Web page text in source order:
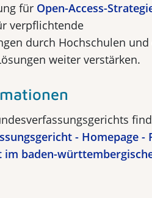
für Open-Access-
verpflichtende
durch Hochschulen
weiter verstärken.
- Homepage -
baden-